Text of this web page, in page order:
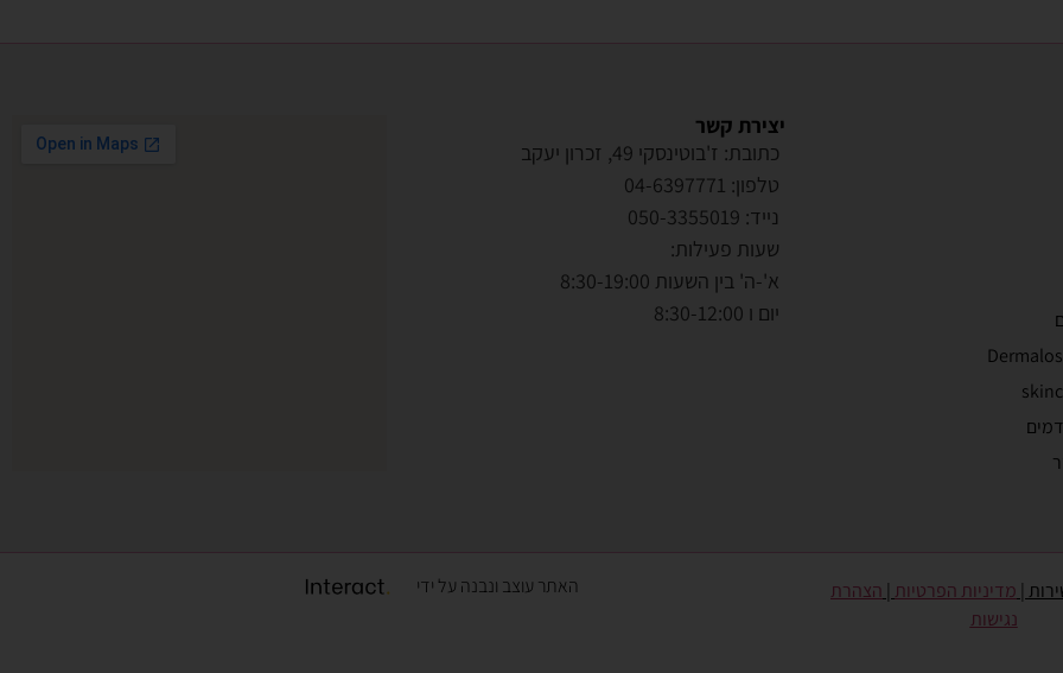
יצירת קשר
כתובת: ז'בוטינסקי 49, זכרון יעקב
טלפון: 04-6397771
נייד: 050-3355019
שעות פעילות:
א'-ה' בין השעות 8:30-19:00
יום ו 8:30-12:00
| מדיניות הפרטיות | הצהרת
נגישות
האתר עוצב ונבנה על ידי